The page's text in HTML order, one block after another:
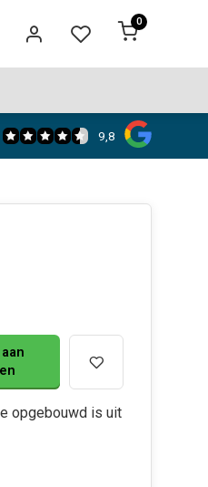
0
Showroom in Dongen
9,8
opgebouwd is uit